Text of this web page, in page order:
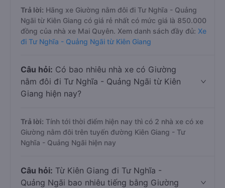
Trả lời: Hãng xe Giường nằm đôi đi Tư Nghĩa - Quảng
Ngãi từ Kiên Giang có giá rẻ nhất có mức giá là 850.000
đồng của nhà xe Mai Quyên. Xem danh sách đầy đủ: Xe
đi Tư Nghĩa - Quảng Ngãi từ Kiên Giang
Câu hỏi: Có bao nhiêu nhà xe có Giường
nằm đôi đi Tư Nghĩa - Quảng Ngãi từ Kiên
Giang hiện nay?
Trả lời: Tính tới thời điểm hiện nay thì có 2 nhà xe có xe
Giường nằm đôi trên tuyến đường Kiên Giang - Tư
Nghĩa - Quảng Ngãi hiện nay
Câu hỏi: Từ Kiên Giang đi Tư Nghĩa -
Quảng Ngãi bao nhiêu tiếng bằng Giường